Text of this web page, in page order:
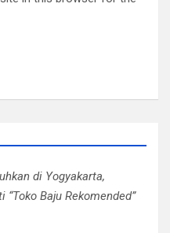
di Yogyakarta,
Baju Rekomended”